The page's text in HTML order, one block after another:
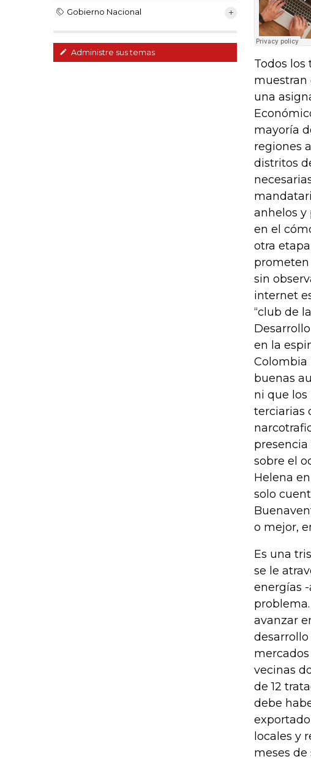
Gobierno Nacional
Administre sus temas
Todos
muestran
una
mayoría
regiones
distritos
anhelos y
en el
otra
prometen
sin
internet
“club de
en la
Colombia
buenas
ni que
terciarias
sobre el
Helena
solo
o mejor,
Es una
se le
energías
avanzar
vecinas
de 12
debe
locales y
meses